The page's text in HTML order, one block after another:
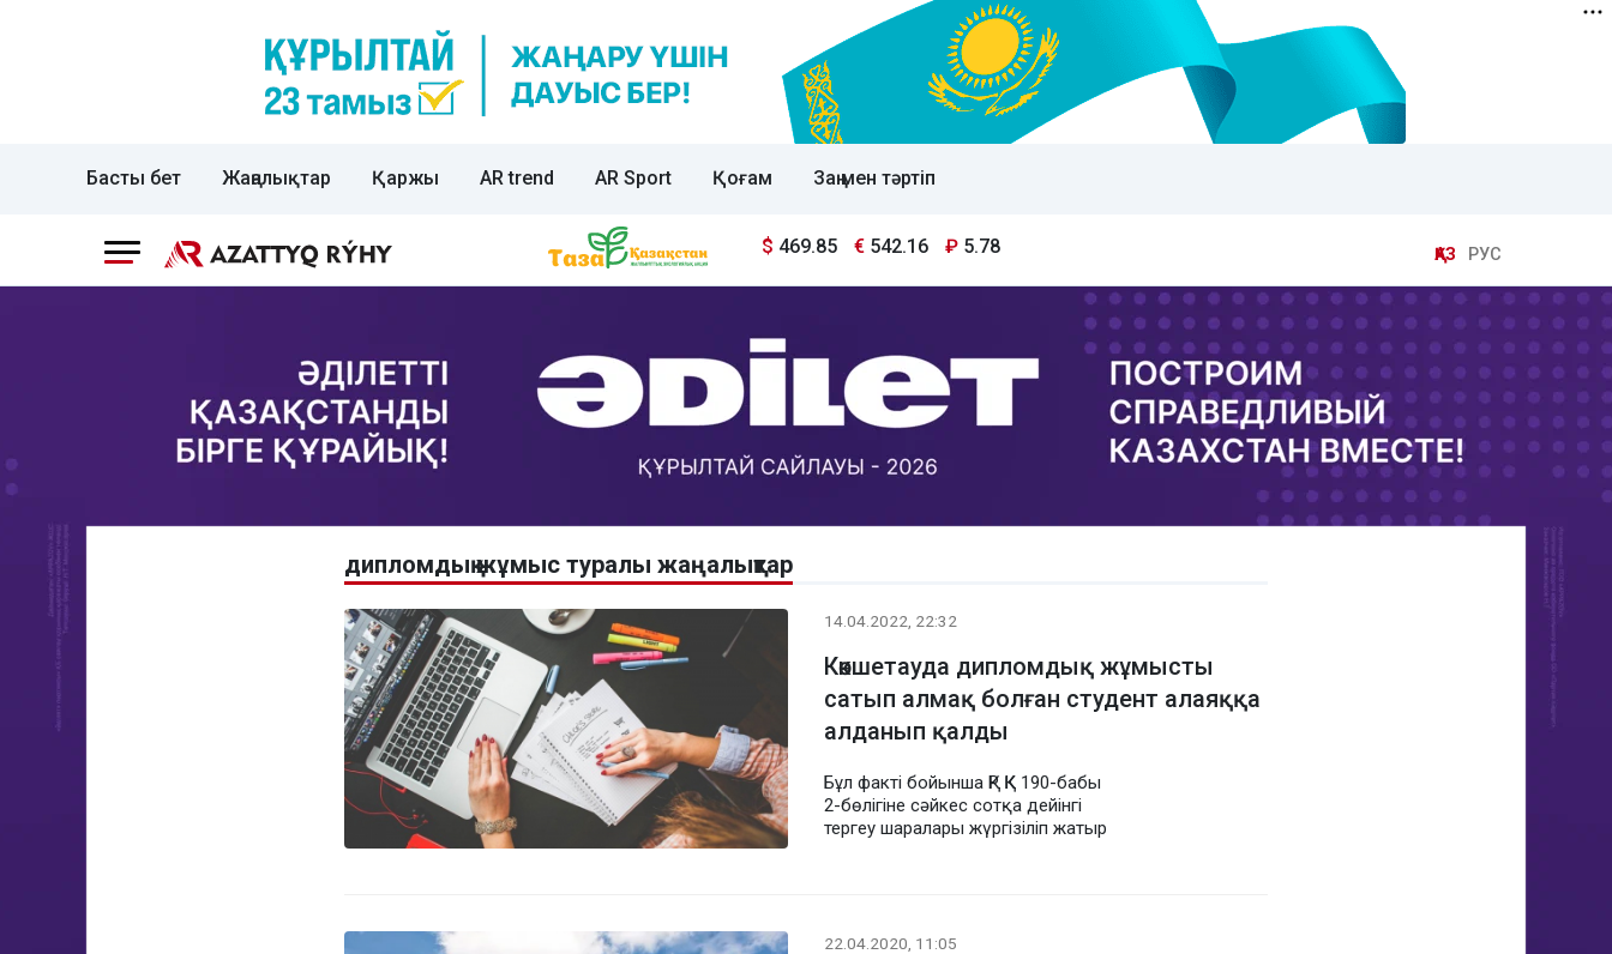
Басты бет Жаңалықтар Қаржы AR trend AR Sport Қоғам Заң мен тәртіп
$ 469.85 € 542.16 ₽ 5.78 ҚАЗ РУС
дипломдық жұмыс туралы жаңалықтар
14.04.2022, 22:32
Көкшетауда дипломдық жұмысты
сатып алмақ болған студент алаяққа
алданып қалды
Бұл факті бойынша ҚР ҚК 190-бабы
2-бөлігіне сәйкес сотқа дейінгі
тергеу шаралары жүргізіліп жатыр
22.04.2020, 11:05